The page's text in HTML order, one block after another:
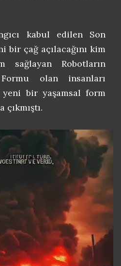
kabul edilen Son
bir çağ açılacağını kim
Robotların
olan insanları
bir yaşamsal form